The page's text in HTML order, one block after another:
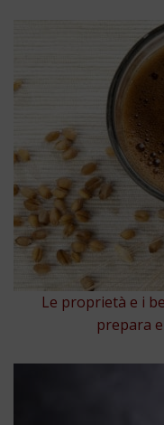
Le proprietà e i
prepara